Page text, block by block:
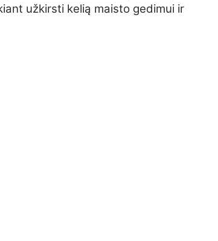
užkirsti kelią maisto gedimui ir